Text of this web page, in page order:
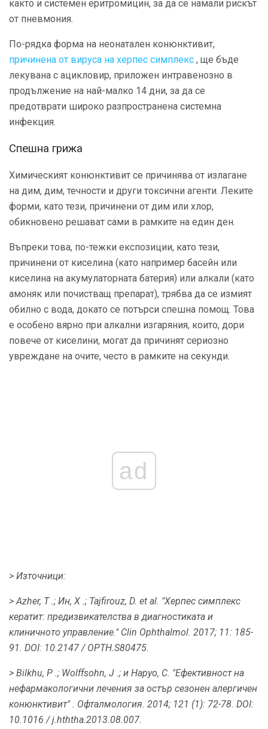
както и системен еритромицин, за да се намали рискът
от пневмония.
По-рядка форма на неонатален конюнктивит,
причинена от вируса на херпес симплекс , ще бъде
лекувана с ацикловир, приложен интравенозно в
продължение на най-малко 14 дни, за да се
предотврати широко разпространена системна
инфекция.
Спешна грижа
Химическият конюнктивит се причинява от излагане
на дим, дим, течности и други токсични агенти. Леките
форми, като тези, причинени от дим или хлор,
обикновено решават сами в рамките на един ден.
Въпреки това, по-тежки експозиции, като тези,
причинени от киселина (като например басейн или
киселина на акумулаторната батерия) или алкали (като
амоняк или почистващ препарат), трябва да се измият
обилно с вода, докато се потърси спешна помощ. Това
е особено вярно при алкални изгаряния, които, дори
повече от киселини, могат да причинят сериозно
увреждане на очите, често в рамките на секунди.
ad
> Източници:
> Azher, T .; Ин, Х .; Tajfirouz, D. et al. "Херпес симплекс
кератит: предизвикателства в диагностиката и
клиничното управление." Clin Ophthalmol. 2017; 11: 185-
91. DOI: 10.2147 / OPTH.S80475.
> Bilkhu, P .; Wolffsohn, J .; и Наруо, С. "Ефективност на
нефармакологични лечения за остър сезонен алергичен
конюнктивит". Офталмология. 2014; 121 (1): 72-78. DOI:
10.1016 / j.hththa.2013.08.007.